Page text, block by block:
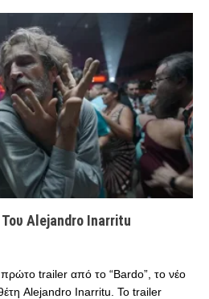
Alejandro Inarritu
trailer από το “Bardo”, το νέο
Alejandro Inarritu. Το trailer